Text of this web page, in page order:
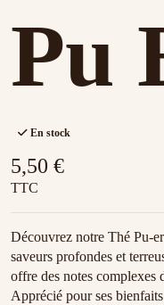
Pu
En stock
5,50 €
TTC
Découvrez notre Thé Pu-
saveurs profondes et
offre des notes complexes
Apprécié pour ses